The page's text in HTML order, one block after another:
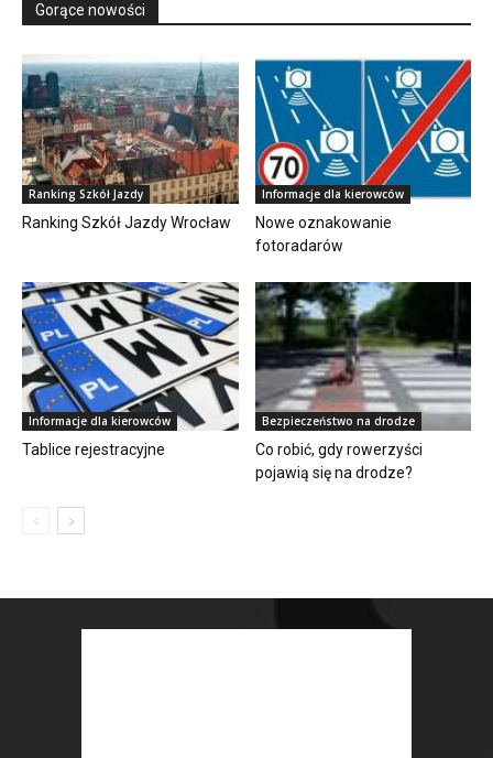
Gorące nowości
Ranking Szkół Jazdy
Ranking Szkół Jazdy Wrocław
Informacje dla kierowców
Nowe oznakowanie
fotoradarów
Informacje dla kierowców
Tablice rejestracyjne
Bezpieczeństwo na drodze
Co robić, gdy rowerzyści
pojawią się na drodze?